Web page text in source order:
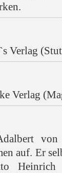
Verlag
Verlag
auf. Er
Heinrich